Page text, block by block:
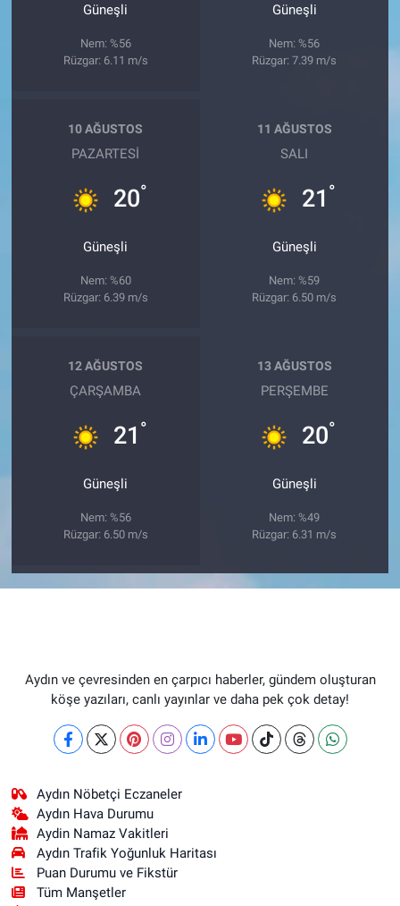
Güneşli
Nem: %56
Rüzgar: 6.11 m/s
Güneşli
Nem: %56
Rüzgar: 7.39 m/s
10 AĞUSTOS
PAZARTESI
20°
Güneşli
Nem: %60
Rüzgar: 6.39 m/s
11 AĞUSTOS
SALI
21 °
Güneşli
Nem: %59
Rüzgar: 6.50 m/s
12 AĞUSTOS
ÇARŞAMBA
21 °
Güneşli
Nem: %56
Rüzgar: 6.50 m/s
13 AĞUSTOS
PERŞEMBE
20°
Güneşli
Nem: %49
Rüzgar: 6.31 m/s
Aydın ve çevresinden en çarpıcı haberler, gündem oluşturan
köşe yazıları, canlı yayınlar ve daha pek çok detay!
Aydın Nöbetçi Eczaneler
Aydın Hava Durumu
Aydin Namaz Vakitleri
Aydın Trafik Yoğunluk Haritası
Puan Durumu ve Fikstür
Tüm Manşetler